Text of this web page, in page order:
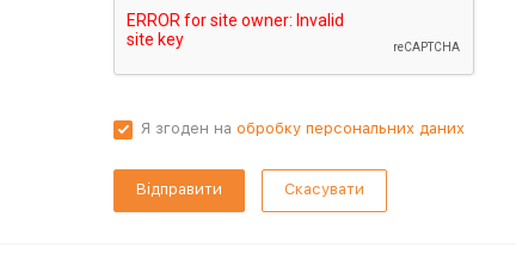
Я згоден на обробку персональних даних
Скасувати